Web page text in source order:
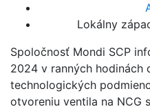
Lokálny
Spoločnosť Mondi SCP
2024 v ranných hodinách
technologických
otvoreniu ventila na NCG